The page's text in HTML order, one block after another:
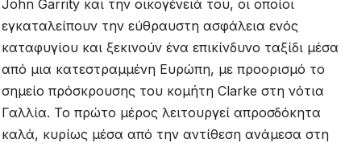
John Garrity και την οικογένειά του, οι οποίοι
εγκαταλείπουν την εύθραυστη ασφάλεια ενός
καταφυγίου και ξεκινούν ένα επικίνδυνο ταξίδι μέσα
από μια κατεστραμμένη Ευρώπη, με προορισμό το
σημείο πρόσκρουσης του κομήτη Clarke στη νότια
Γαλλία. Το πρώτο μέρος λειτουργεί απροσδόκητα
καλά, κυρίως μέσα από την αντίθεση ανάμεσα στη